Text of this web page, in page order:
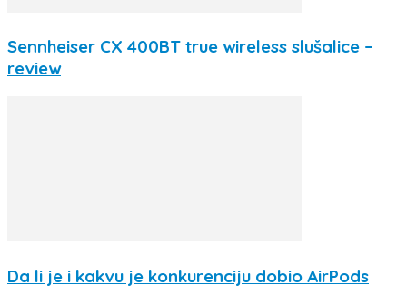
Sennheiser CX 400BT true wireless slušalice –
review
Da li je i kakvu je konkurenciju dobio AirPods